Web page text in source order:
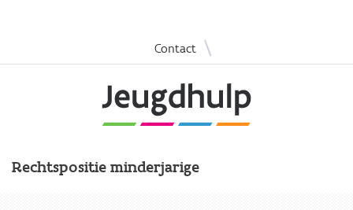
Overslaan
en
naar
de
inhoud
Contact |
Rechtspositie minderjarige